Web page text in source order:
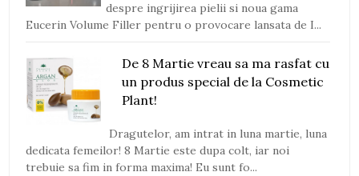
despre ingrijirea pielii si noua gama
Eucerin Volume Filler pentru o provocare lansata de I...
De 8 Martie vreau sa ma rasfat cu
un produs special de la Cosmetic
Plant!
Dragutelor, am intrat in luna martie, luna
dedicata femeilor! 8 Martie este dupa colt, iar noi
trebuie sa fim in forma maxima! Eu sunt fo...